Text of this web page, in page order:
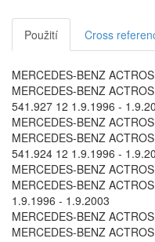
Použití Cross
MERCEDES-BENZ
MERCEDES-BENZ
541.927 12 1.9.1996 -
MERCEDES-BENZ
MERCEDES-BENZ
541.924 12 1.9.1996 -
MERCEDES-BENZ
MERCEDES-BENZ
1.9.1996 - 1.9.2003
MERCEDES-BENZ
MERCEDES-BENZ